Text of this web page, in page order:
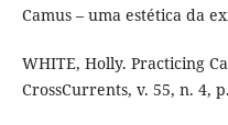
Camus – uma estética da
WHITE, Holly. Practicing
CrossCurrents, v. 55, n. 4,